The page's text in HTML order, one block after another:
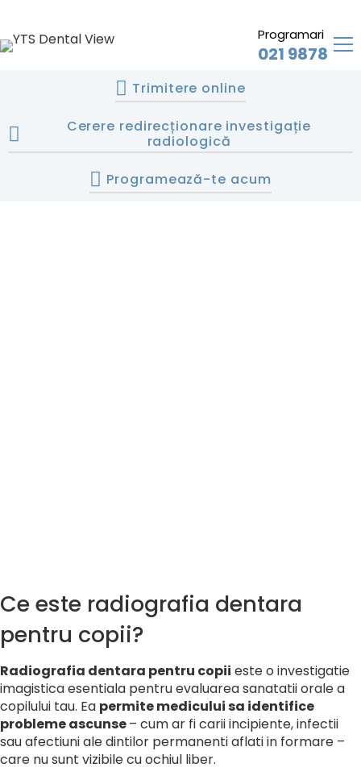
Programari
021 9878
Trimitere online
Cerere redirecționare investigație
radiologică
Programează-te acum
Ce este radiografia dentara
pentru copii?
Radiografia dentara pentru copii este o investigatie
imagistica esentiala pentru evaluarea sanatatii orale a
copilului tau. Ea permite medicului sa identifice
probleme ascunse– cum ar fi carii incipiente, infectii
sau afectiuni ale dintilor permanenti aflati in formare –
care nu sunt vizibile cu ochiul liber.